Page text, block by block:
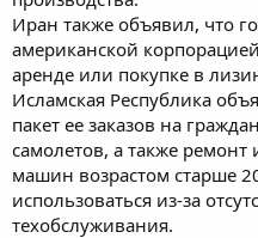
Иран также объявил, что
американской
аренде или покупке в
Исламская Республика
пакет ее заказов на
самолетов, а также
машин возрастом старше
использоваться из-за
техобслуживания.